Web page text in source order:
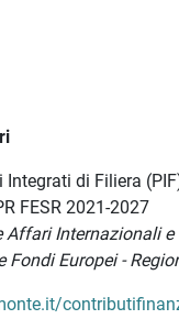
Integrati di Filiera
FESR 2021-2027
Affari Internazionali
Fondi Europei -